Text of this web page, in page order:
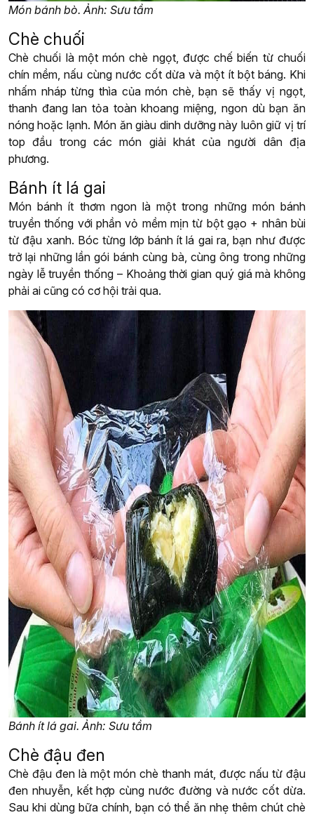
Món bánh bò. Ảnh: Sưu tầm
Chè chuối
Chè chuối là một món chè ngọt, được chế biến từ chuối
chín mềm, nấu cùng nước cốt dừa và một ít bột báng. Khi
nhấm nháp từng thìa của món chè, bạn sẽ thấy vị ngọt,
thanh đang lan tỏa toàn khoang miệng, ngon dù bạn ăn
nóng hoặc lạnh. Món ăn giàu dinh dưỡng này luôn giữ vị trí
top đầu trong các món giải khát của người dân địa
phương.
Bánh ít lá gai
Món bánh ít thơm ngon là một trong những món bánh
truyền thống với phần vỏ mềm mịn từ bột gạo + nhân bùi
từ đậu xanh. Bóc từng lớp bánh ít lá gai ra, bạn như được
trở lại những lần gói bánh cùng bà, cùng ông trong những
ngày lễ truyền thống – Khoảng thời gian quý giá mà không
phải ai cũng có cơ hội trải qua.
Bánh ít lá gai. Ảnh: Sưu tầm
Chè đậu đen
Chè đậu đen là một món chè thanh mát, được nấu từ đậu
đen nhuyễn, kết hợp cùng nước đường và nước cốt dừa.
Sau khi dùng bữa chính, bạn có thể ăn nhẹ thêm chút chè